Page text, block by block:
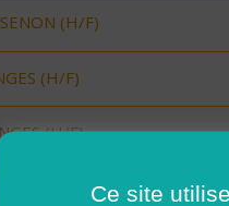
(H/F)
(H/F)
(H/F)
(H/F) Ce site